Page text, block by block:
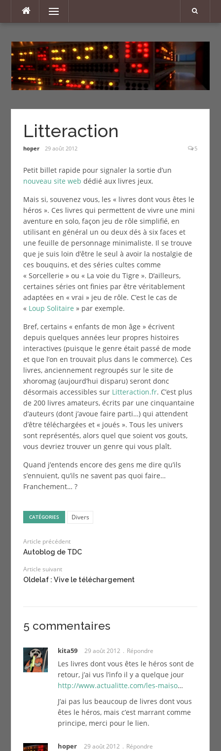
Menu
Litteraction
hoper 29 août 2012 5
Petit billet rapide pour signaler la sortie d’un
nouveau site web dédié aux livres jeux.
Mais si, souvenez vous, les « livres dont vous êtes le
héros ». Ces livres qui permettent de vivre une mini
aventure en solo, façon jeu de rôle simplifié, en
utilisant en général un ou deux dés à six faces et
une feuille de personnage minimaliste. Il se trouve
que je suis loin d’être le seul à avoir la nostalgie de
ces bouquins, et des séries cultes comme
« Sorcellerie » ou « La voie du Tigre ». D’ailleurs,
certaines séries ont finies par être véritablement
adaptées en « vrai » jeu de rôle. C’est le cas de
« Loup Solitaire » par exemple.
Bref, certains « enfants de mon âge » écrivent
depuis quelques années leur propres histoires
interactives (puisque le genre était passé de mode
et que l’on en trouvait plus dans le commerce). Ces
livres, anciennement regroupés sur le site de
xhoromag (aujourd’hui disparu) seront donc
désormais accessibles sur Litteraction.fr. C’est plus
de 200 livres amateurs, écrits par une cinquantaine
d’auteurs (dont j’avoue faire parti…) qui attendent
d’être téléchargées et « joués ». Tous les univers
sont représentés, alors quel que soient vos gouts,
vous devriez trouver un genre qui vous plaît.
Quand j’entends encore des gens me dire qu’ils
s’ennuient, qu’ils ne savent pas quoi faire…
Franchement… ?
CATÉGORIES Divers
Article précédent
Autoblog de TDC
Article suivant
Oldelaf : Vive le téléchargement
5 commentaires
kita59 29 août 2012 Répondre
Les livres dont vous êtes le héros sont de
retour, j’ai vus l’info il y a quelque jour
http://www.actualitte.com/les-maiso…
J’ai pas lus beaucoup de livres dont vous
êtes le héros, mais c’est marrant comme
principe, merci pour le lien.
hoper 29 août 2012 Répondre